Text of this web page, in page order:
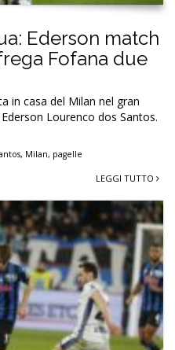
Ederson match
Fofana due
in casa del Milan nel gran
Lourenco dos Santos.
, Milan, pagelle
LEGGI TUTTO